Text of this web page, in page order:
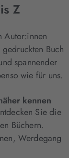
Z
Autor:innen
Buch
spannender
wie für uns.
kennen
Sie die
Büchern.
Werdegang